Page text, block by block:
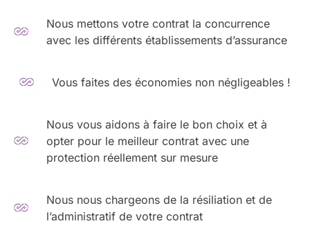
Nous mettons votre contrat la concurrence
avec les différents établissements d’assurance
Vous faites des économies non négligeables !
Nous vous aidons à faire le bon choix et à
opter pour le meilleur contrat avec une
protection réellement sur mesure
Nous nous chargeons de la résiliation et de
l’administratif de votre contrat